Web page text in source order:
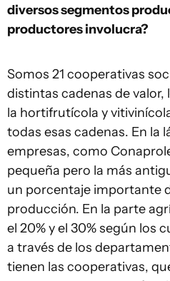
diversos segmentos
productores involucra?
Somos 21 cooperativas
distintas cadenas de valor,
la hortifrutícola y
todas esas cadenas. En la
empresas, como
pequeña pero la más
un porcentaje importante
producción. En la parte
el 20% y el 30% según los
a través de los
tienen las cooperativas,